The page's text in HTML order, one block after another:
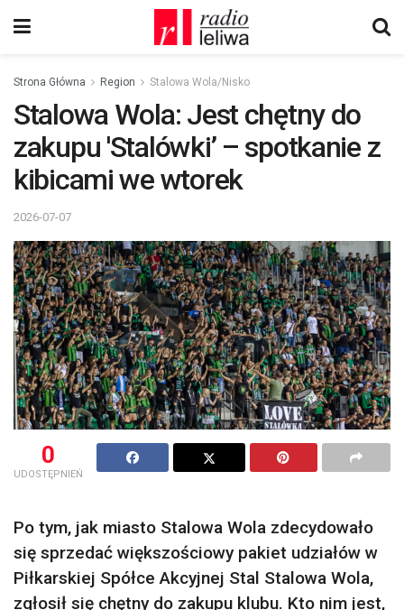
Strona Główna Region Stalowa Wola/Nisko
Stalowa Wola: Jest chętny do
zakupu 'Stalówki’ – spotkanie z
kibicami we wtorek
2026-07-07
0
UDOSTĘPNIEŃ
Po tym, jak miasto Stalowa Wola zdecydowało
się sprzedać większościowy pakiet udziałów w
Piłkarskiej Spółce Akcyjnej Stal Stalowa Wola,
zgłosił się chętny do zakupu klubu. Kto nim jest,